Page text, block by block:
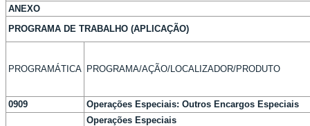
ANEXO
PROGRAMA DE TRABALHO (APLICAÇÃO)
PROGRAMÁTICA PROGRAMA/AÇÃO/LOCALIZADOR/PRODUTO
0909
Operações Especiais: Outros Encargos Especiais
Operações Especiais